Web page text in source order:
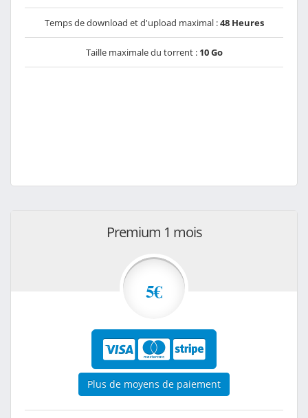
Temps de download et d'upload maximal :48 Heures
Taille maximale du torrent : 10 Go
Premium 1 mois
5€
Plus de moyens de paiement